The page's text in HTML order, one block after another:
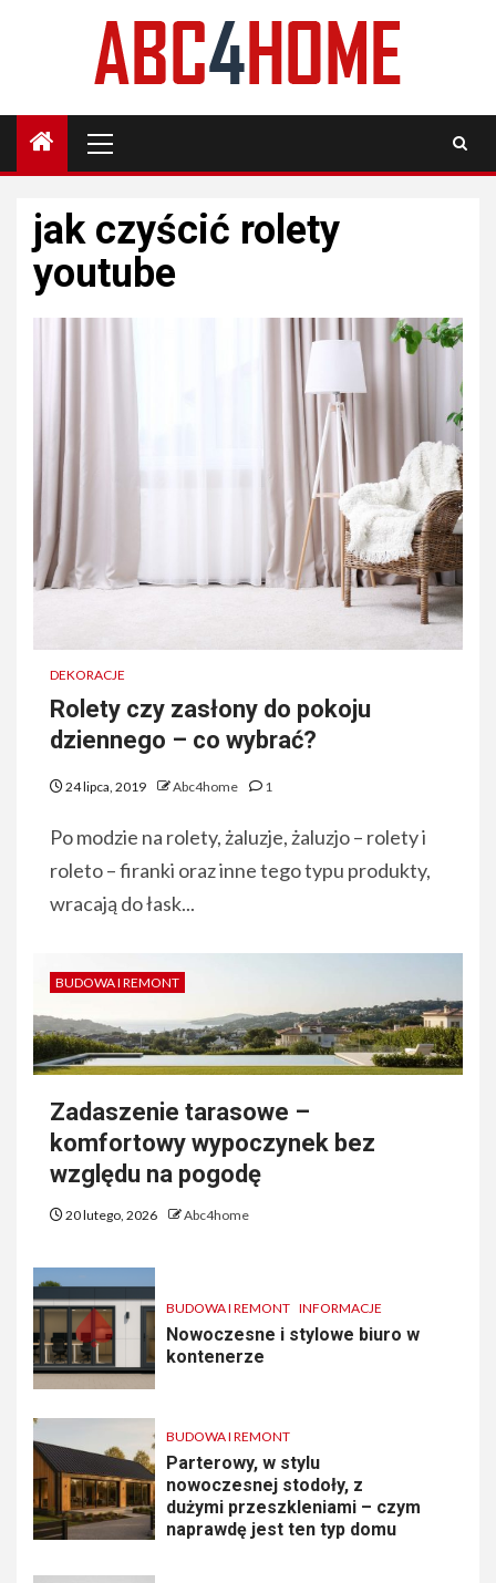
Menu
jak czyścić rolety
youtube
DEKORACJE
Rolety czy zasłony do pokoju
dziennego – co wybrać?
24 lipca, 2019 Abc4home 1
Po modzie na rolety, żaluzje, żaluzjo – rolety i
roleto – firanki oraz inne tego typu produkty,
wracają do łask...
BUDOWA I REMONT
Zadaszenie tarasowe –
komfortowy wypoczynek bez
względu na pogodę
20 lutego, 2026 Abc4home
BUDOWA I REMONT INFORMACJE
Nowoczesne i stylowe biuro w
kontenerze
BUDOWA I REMONT
Parterowy, w stylu
nowoczesnej stodoły, z
dużymi przeszkleniami – czym
naprawdę jest ten typ domu